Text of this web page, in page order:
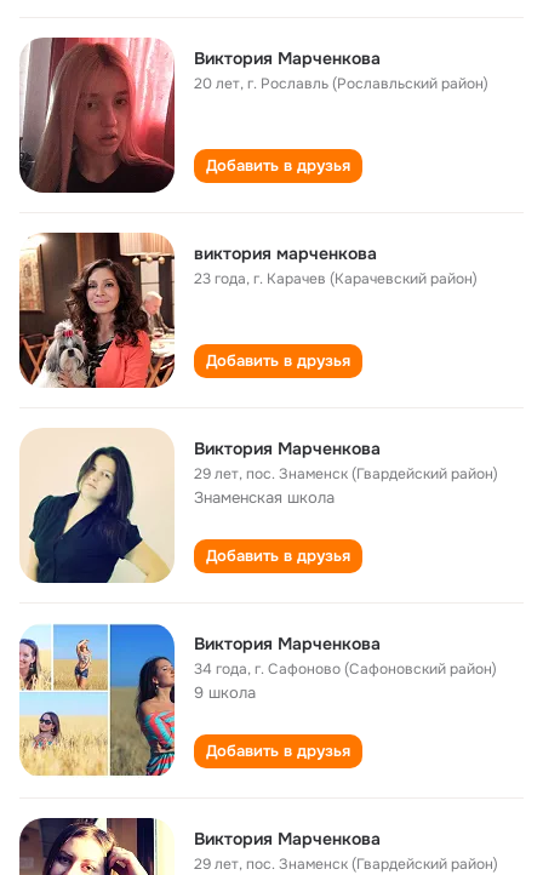
Виктория Марченкова
20 лет,г. Рославль (Рославльский район)
Добавить в друзья
виктория марченкова
23 года,г. Карачев (Карачевский район)
Добавить в друзья
Виктория Марченкова
29 лет,пос. Знаменск (Гвардейский район)
Знаменская школа
Добавить в друзья
Виктория Марченкова
34 года,г. Сафоново (Сафоновский район)
9 школа
Добавить в друзья
Виктория Марченкова
29 лет,пос. Знаменск (Гвардейский район)